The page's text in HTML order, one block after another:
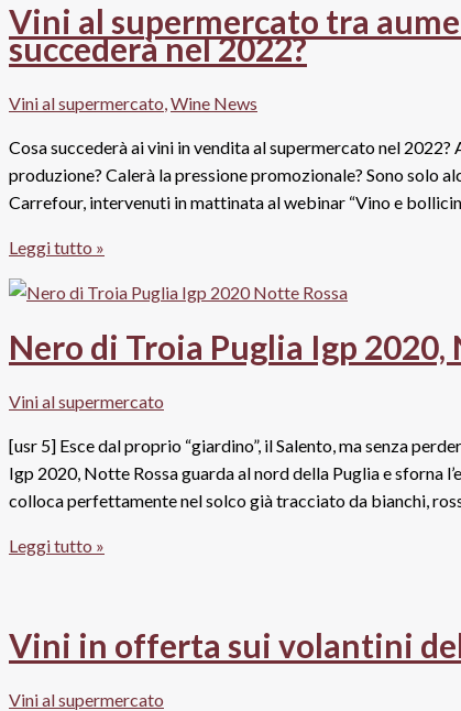
supermercato:
Gdo
a
nuovi
territori
e
autoctoni
Vini al supermercato tra
succederà nel 2022?
Vini al supermercato,Wine News
Cosa succederà ai vini in vendita al supermercato nel
produzione? Calerà la pressione promozionale? Sono solo
Carrefour, intervenuti in mattinata al webinar “Vino e
Vini
al
supermercato
aumenti
e
promozioni:
cosa
succederà
2022?
Leggi tutto »
Nero di Troia Puglia Igp 2020,
Vini al supermercato
[usr 5] Esce dal proprio “giardino”, il Salento, ma senza
Igp 2020, Notte Rossa guarda al nord della Puglia e sforna
colloca perfettamente nel solco già tracciato da bianchi,
Nero
Igp
Leggi tutto »
Vini in offerta sui volantini
Vini al supermercato